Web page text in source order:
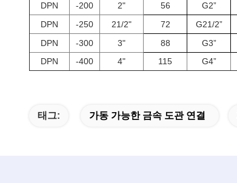
DPN
-200 2" 56 G2”
DPN
-250 21/2" 72 G21/2”
DPN
-300 3" 88 G3”
DPN
-400 4" 115 G4”
태그: 가동 가능한 금속 도관 연결